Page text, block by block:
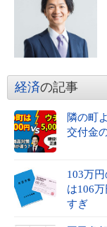
経済の記事
隣の町
交付金
103万
は106
すぎ